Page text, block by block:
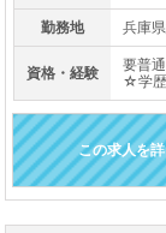
勤務地 兵庫
資格・経験
要普
☆学
この求人を